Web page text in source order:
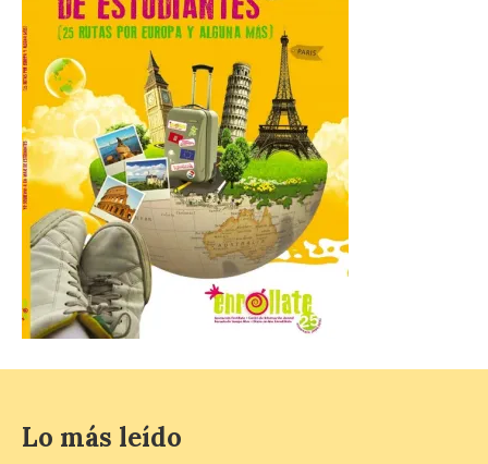
El Ayuntamiento de La
Bañeza designa a Arturo
Martínez Matilla como
pregonero de las Fiestas
2026. Tendrá lugar este
sábado 8 de agosto a las 21,00 horas en el
teatro municipal de La Bañeza. El
comunicador astorgano Arturo Martínez
Matilla, […]
La I Feria de la Cerveza
Artesana de Astorga
arranca con una gran
acogida del público
8 Ago 2026
La inauguración contó
Lo más leído